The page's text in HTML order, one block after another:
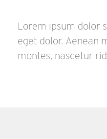
Lorem ipsum dolor
eget dolor. Aenean
montes, nascetur